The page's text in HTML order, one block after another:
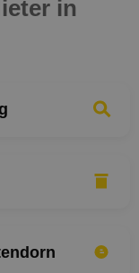
in